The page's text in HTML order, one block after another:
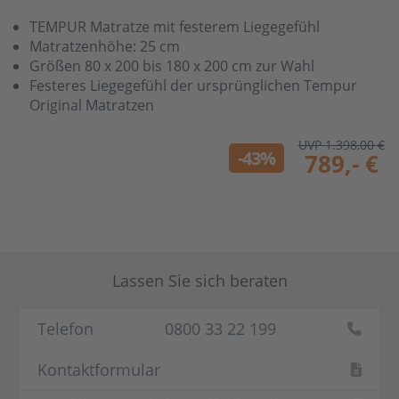
TEMPUR Matratze mit festerem Liegegefühl
Matratzenhöhe: 25 cm
Größen 80 x 200 bis 180 x 200 cm zur Wahl
Festeres Liegegefühl der ursprünglichen Tempur
Original Matratzen
-43% 789,- €
UVP 1.398,00 €
Lassen Sie sich beraten
Telefon
0800 33 22 199
Kontaktformular